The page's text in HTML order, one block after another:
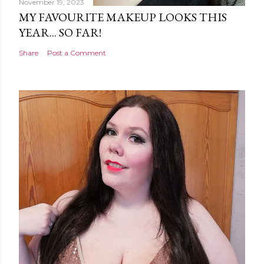
November 19, 2023
MY FAVOURITE MAKEUP LOOKS THIS
YEAR... SO FAR!
Share Post a Comment